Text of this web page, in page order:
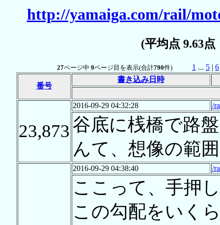
http://yamaiga.com/rail/
(平均点 9.63
27ページ中 9ページ目を表示(合計790件) 1 ... 5 | 6
番号
書き込み日時
23,873
2016-09-29 04:32:28 /
谷底に桟橋で路
んて、想像の範
2016-09-29 04:38:40 /
ここって、手押
この勾配をいく